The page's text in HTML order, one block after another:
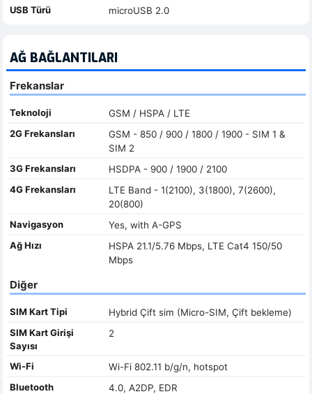
USB Türü microUSB 2.0
AĞ BAĞLANTILARI
Frekanslar
Teknoloji
GSM / HSPA / LTE
2G Frekansları
GSM - 850 / 900 / 1800 / 1900 - SIM 1 &
SIM 2
3G Frekansları
HSDPA - 900 / 1900 / 2100
4G Frekansları
LTE Band - 1(2100), 3(1800), 7(2600),
20(800)
Navigasyon
Yes, with A-GPS
Ağ Hızı
HSPA 21.1/5.76 Mbps, LTE Cat4 150/50
Mbps
Diğer
SIM Kart Tipi
Hybrid Çift sim (Micro-SIM, Çift bekleme)
SIM Kart Girişi
Sayısı
2
Wi-Fi
Wi-Fi 802.11 b/g/n, hotspot
Bluetooth
4.0, A2DP, EDR